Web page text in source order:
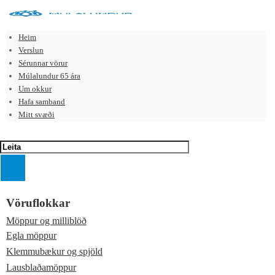
Heim
Verslun
Sérunnar vörur
Múlalundur 65 ára
Um okkur
Hafa samband
Mitt svæði
Vöruflokkar
Möppur og milliblöð
Egla möppur
Klemmubækur og spjöld
Lausblaðamöppur